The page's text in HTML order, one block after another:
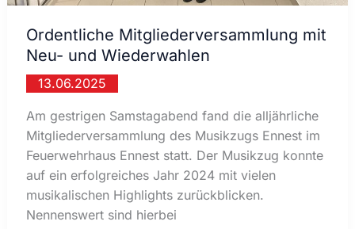
Ordentliche Mitgliederversammlung mit
Neu- und Wiederwahlen
13.06.2025
Am gestrigen Samstagabend fand die alljährliche
Mitgliederversammlung des Musikzugs Ennest im
Feuerwehrhaus Ennest statt. Der Musikzug konnte
auf ein erfolgreiches Jahr 2024 mit vielen
musikalischen Highlights zurückblicken.
Nennenswert sind hierbei